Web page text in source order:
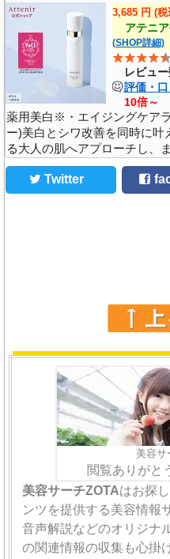
3,685 円 (
アテニ
(SHOP詳細)
レビュ
評価・
10倍～
薬用美白※・エイジングケア
ー)美白とシワ改善を同時に叶
る大人の肌へアプローチし、
す。※洗顔料を除くドレスス
［販売名：アテニア ローショ
Twitter
美容サ
閲覧ありがと
美容サーチZOTAはお探
ンツを提供する美容情報
音声解説などのオリジナ
の関連情報の収集も心掛